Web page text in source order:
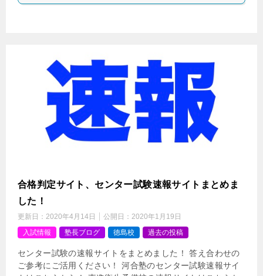
合格判定サイト、センター試験速報サイトまとめま
した！
更新日： 2020年4月14日 公開日： 2020年1月19日
入試情報
塾長ブログ 徳島校 過去の投稿
センター試験の速報サイトをまとめました！ 答え合わせの
ご参考にご活用ください！ 河合塾のセンター試験速報サイ